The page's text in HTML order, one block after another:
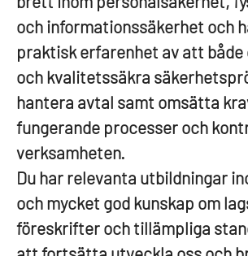
och informationssäkerhet och
praktisk erfarenhet av att både
och kvalitetssäkra
hantera avtal samt omsätta
fungerande processer och
verksamheten.
Du har relevanta utbildningar
och mycket god kunskap om
föreskrifter och tillämpliga